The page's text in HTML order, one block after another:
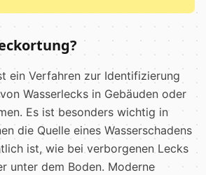
ein Verfahren zur Identifizierung
Wasserlecks in Gebäuden oder
Es ist besonders wichtig in
die Quelle eines Wasserschadens
ist, wie bei verborgenen Lecks
unter dem Boden. Moderne